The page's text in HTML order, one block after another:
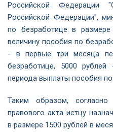
Российской Федерации
Российской Федерации",
по безработице в
величину пособия по
- в первые три месяца
безработице, 5000
периода выплаты пособия
Таким образом, согласно
правового акта истцу
в размере 1500 рублей в